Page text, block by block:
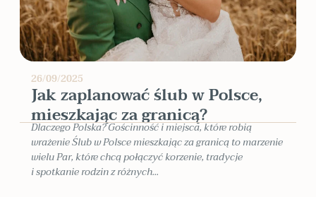
26/09/2025
Jak zaplanować ślub w Polsce,
mieszkając za granicą?
Dlaczego Polska? Gościnność i miejsca, które robią
wrażenie Ślub w Polsce mieszkając za granicą to marzenie
wielu Par, które chcą połączyć korzenie, tradycje
i spotkanie rodzin z różnych...